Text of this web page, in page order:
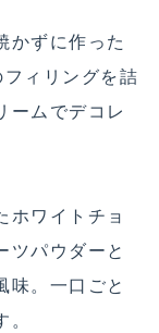
かずに作った
ィリングを詰
ームでデコレ
ホワイトチョ
ツパウダーと
味。一口ごと